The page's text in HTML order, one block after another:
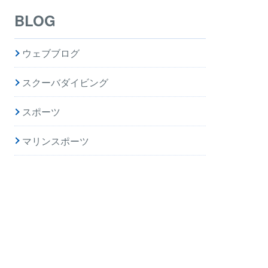
BLOG
ウェブブログ
スクーバダイビング
スポーツ
マリンスポーツ